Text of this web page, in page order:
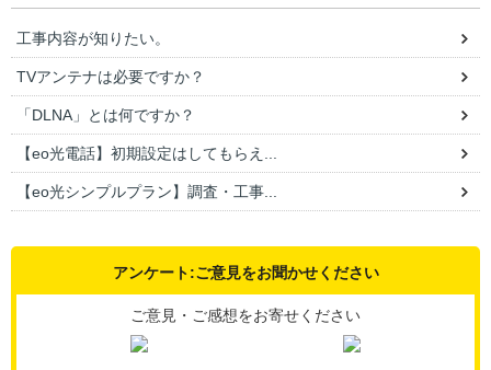
工事内容が知りたい。
TVアンテナは必要ですか？
「DLNA」とは何ですか？
【eo光電話】初期設定はしてもらえ...
【eo光シンプルプラン】調査・工事...
アンケート:ご意見をお聞かせください
ご意見・ご感想をお寄せください